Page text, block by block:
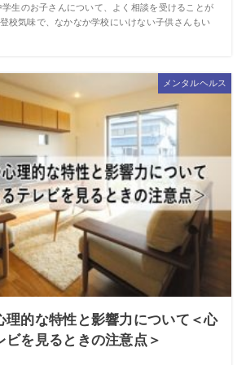
生のお子さんについて、よく相談を受けることが
校気味で、なかなか学校にいけない子供さんもい
メンタルヘルス
理的な特性と影響力について＜心
を見るときの注意点＞